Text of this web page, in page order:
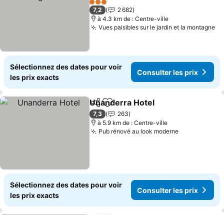
3 Étoiles
7,2
2 682
à 4.3 km de : Centre-ville
Vues paisibles sur le jardin et la montagne
Sélectionnez des dates pour voir
les prix exacts
Consulter les prix
PartagerAjouter à mes favoris
Unanderra Hotel
7,3
263
à 5.9 km de : Centre-ville
Pub rénové au look moderne
Sélectionnez des dates pour voir
les prix exacts
Consulter les prix